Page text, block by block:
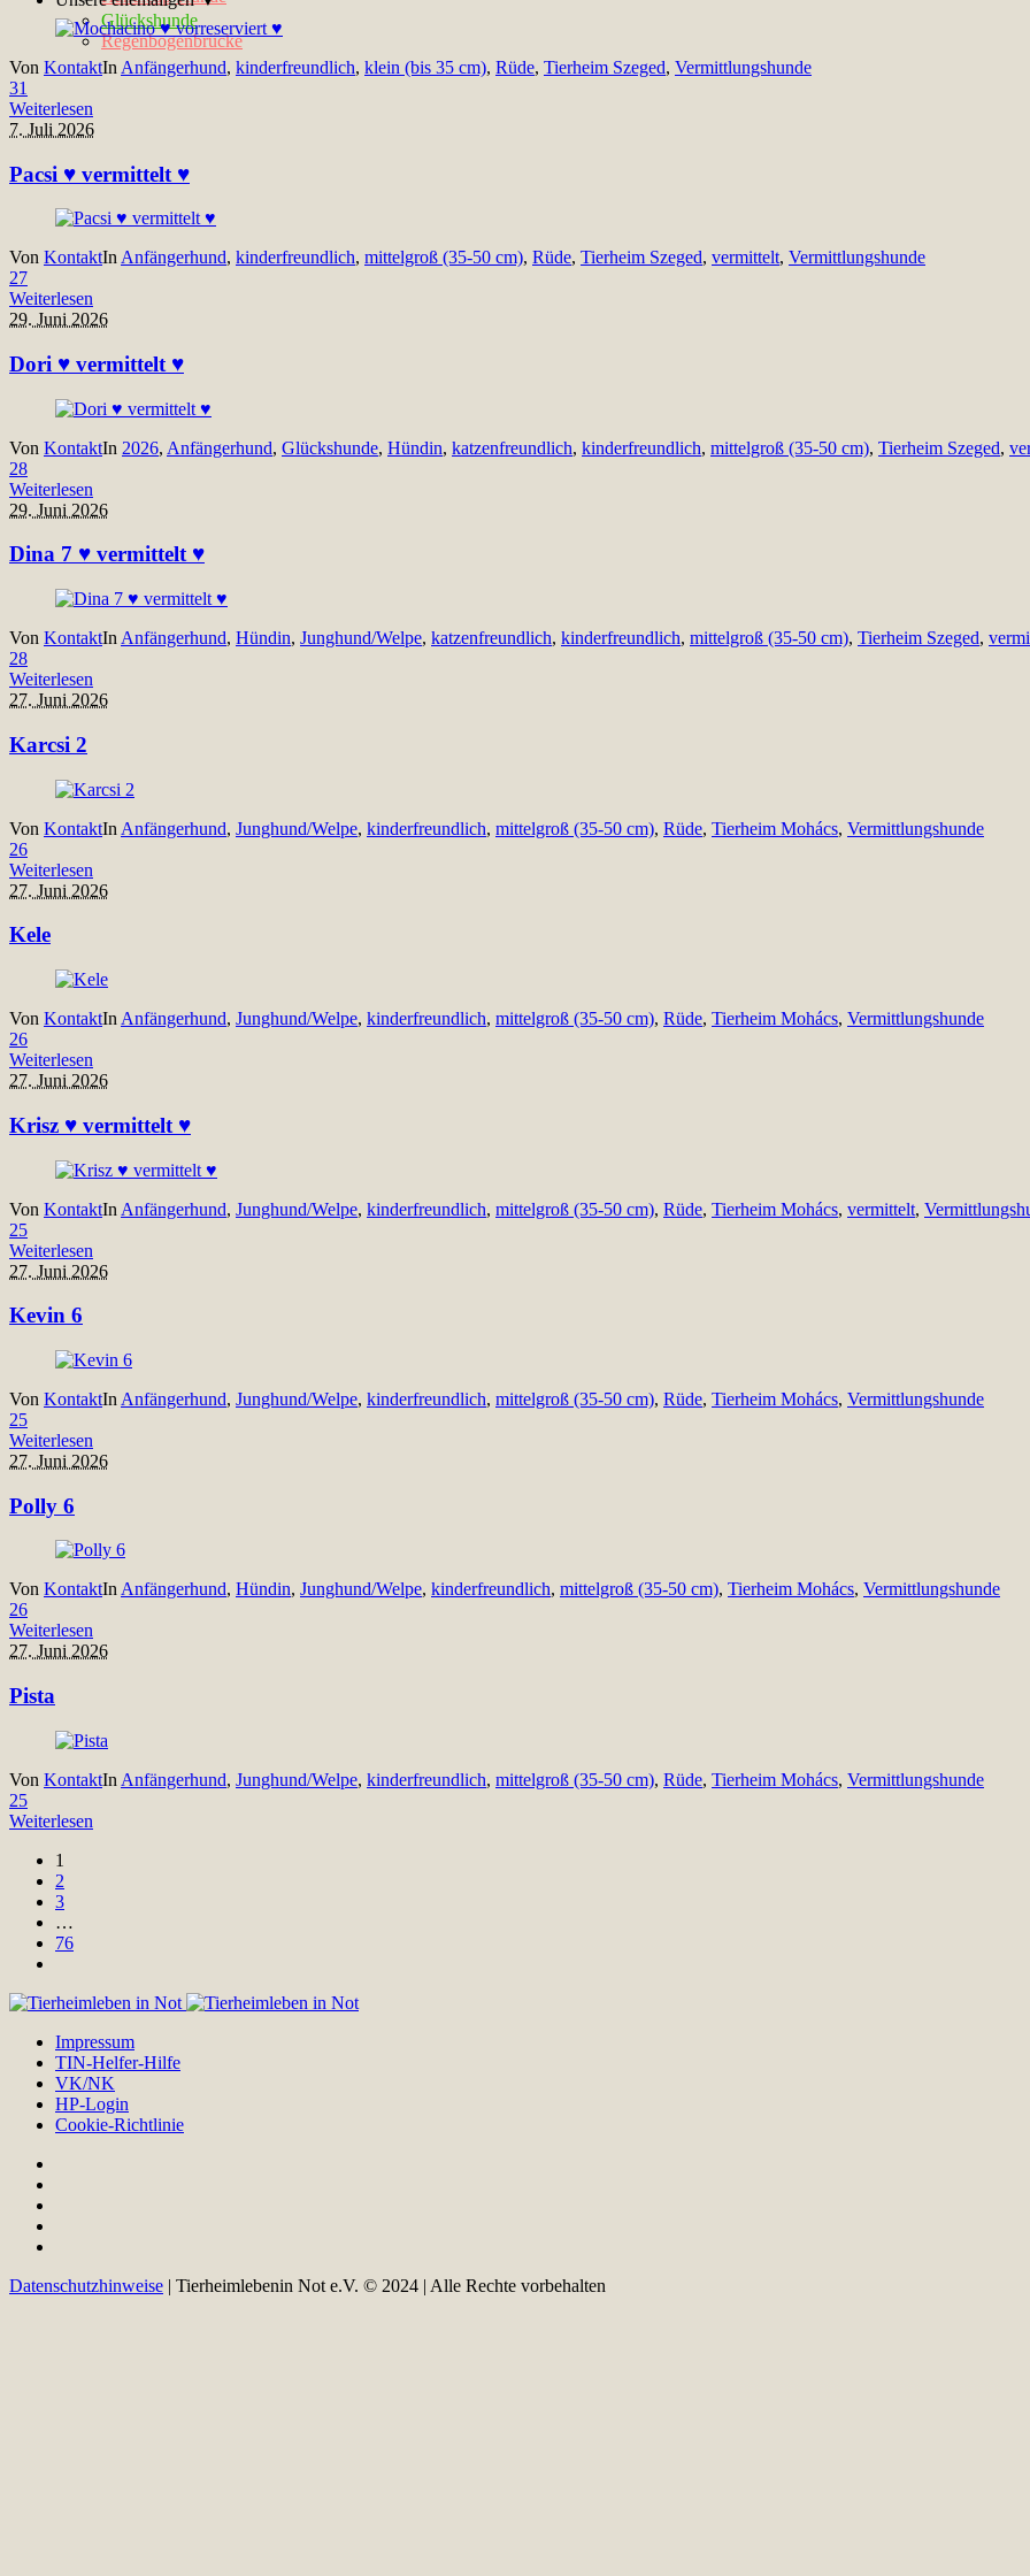
Glückshunde
Regenbogenbrücke
Von KontaktIn Anfängerhund, kinderfreundlich, klein (bis 35 cm), Rüde, Tierheim Szeged, Vermittlungshunde
31
Weiterlesen
7. Juli 2026
Pacsi ♥ vermittelt ♥
Von KontaktIn Anfängerhund, kinderfreundlich, mittelgroß (35-50 cm), Rüde, Tierheim Szeged, vermittelt, Vermittlungshunde
27
Weiterlesen
29. Juni 2026
Dori ♥ vermittelt ♥
Von KontaktIn 2026, Anfängerhund, Glückshunde, Hündin, katzenfreundlich, kinderfreundlich, mittelgroß (35-50 cm), Tierheim Szeged,
28
Weiterlesen
29. Juni 2026
Dina 7 ♥ vermittelt ♥
Von KontaktIn Anfängerhund, Hündin, Junghund/Welpe, katzenfreundlich, kinderfreundlich, mittelgroß (35-50 cm), Tierheim Szeged,
28
Weiterlesen
27. Juni 2026
Karcsi 2
Von KontaktIn Anfängerhund, Junghund/Welpe, kinderfreundlich, mittelgroß (35-50 cm), Rüde, Tierheim Mohács, Vermittlungshunde
26
Weiterlesen
27. Juni 2026
Kele
Von KontaktIn Anfängerhund, Junghund/Welpe, kinderfreundlich, mittelgroß (35-50 cm), Rüde, Tierheim Mohács, Vermittlungshunde
26
Weiterlesen
27. Juni 2026
Krisz ♥ vermittelt ♥
Von KontaktIn Anfängerhund, Junghund/Welpe, kinderfreundlich, mittelgroß (35-50 cm), Rüde, Tierheim Mohács, vermittelt,
25
Weiterlesen
27. Juni 2026
Kevin 6
Von KontaktIn Anfängerhund, Junghund/Welpe, kinderfreundlich, mittelgroß (35-50 cm), Rüde, Tierheim Mohács, Vermittlungshunde
25
Weiterlesen
27. Juni 2026
Polly 6
Von KontaktIn Anfängerhund, Hündin, Junghund/Welpe, kinderfreundlich, mittelgroß (35-50 cm), Tierheim Mohács, Vermittlungshunde
26
Weiterlesen
27. Juni 2026
Pista
Von KontaktIn Anfängerhund, Junghund/Welpe, kinderfreundlich, mittelgroß (35-50 cm), Rüde, Tierheim Mohács, Vermittlungshunde
25
Weiterlesen
1
2
3
…
76
Impressum
TIN-Helfer-Hilfe
VK/NK
HP-Login
Cookie-Richtlinie
Datenschutzhinweise | Tierheimlebenin Not e.V. © 2024 | Alle Rechte vorbehalten